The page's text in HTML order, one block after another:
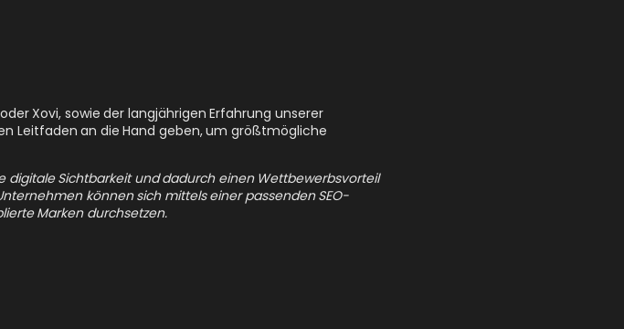
Xovi, sowie der langjährigen Erfahrung unserer
Leitfaden an die Hand geben, um größtmögliche
digitale Sichtbarkeit und dadurch einen Wettbewerbsvorteil
können sich mittels einer passenden SEO-
Marken durchsetzen.